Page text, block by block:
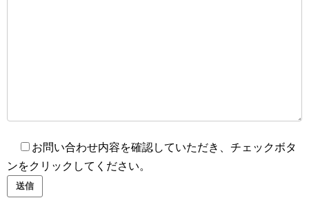
お問い合わせ内容を確認していただき、チェックボタ
ンをクリックしてください。